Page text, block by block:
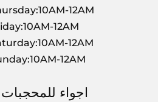
12AM
12AM
12AM
12AM
About اجواء للمحجبات